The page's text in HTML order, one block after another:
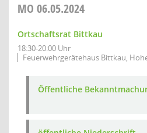
MO 06.05.2024
Ortschaftsrat Bittkau
18:30-20:00 Uhr
Feuerwehrgerätehaus Bittkau,
Öffentliche